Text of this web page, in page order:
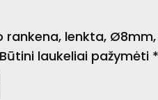
lenkta,
Būtini laukeliai pažymėti *